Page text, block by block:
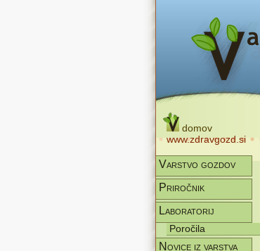
domov
www.zdravgozd.si
Varstvo gozdov
Priročnik
Laboratorij
Poročila
Novice iz varstva